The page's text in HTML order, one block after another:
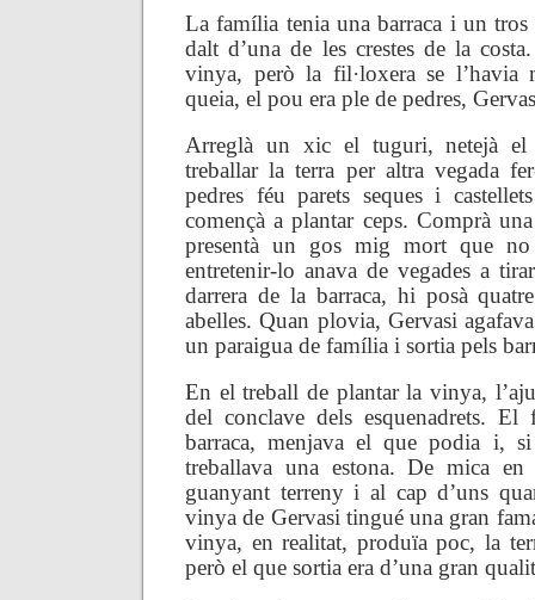
La família tenia una barraca i un tros
dalt d’una de les crestes de la
vinya, però la fil·loxera se l’havia
queia, el pou era ple de pedres,
Arreglà un xic el tuguri, netejà
treballar la terra per altra vegada
pedres féu parets seques i
començà a plantar ceps. Comprà
presentà un gos mig mort que
entretenir-lo anava de vegades a
darrera de la barraca, hi posà
abelles. Quan plovia, Gervasi
un paraigua de família i sortia pels
En el treball de plantar la vinya,
del conclave dels esquenadrets. El
barraca, menjava el que podia i,
treballava una estona. De mica
guanyant terreny i al cap d’uns
vinya de Gervasi tingué una gran
vinya, en realitat, produïa poc, la
però el que sortia era d’una gran